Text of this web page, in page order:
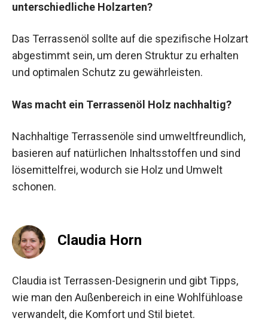
unterschiedliche Holzarten?
Das Terrassenöl sollte auf die spezifische Holzart
abgestimmt sein, um deren Struktur zu erhalten
und optimalen Schutz zu gewährleisten.
Was macht ein Terrassenöl Holz nachhaltig?
Nachhaltige Terrassenöle sind umweltfreundlich,
basieren auf natürlichen Inhaltsstoffen und sind
lösemittelfrei, wodurch sie Holz und Umwelt
schonen.
Claudia Horn
Claudia ist Terrassen-Designerin und gibt Tipps,
wie man den Außenbereich in eine Wohlfühloase
verwandelt, die Komfort und Stil bietet.